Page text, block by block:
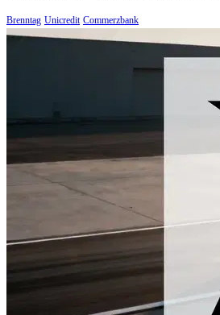
Brenntag Unicredit Commerzbank